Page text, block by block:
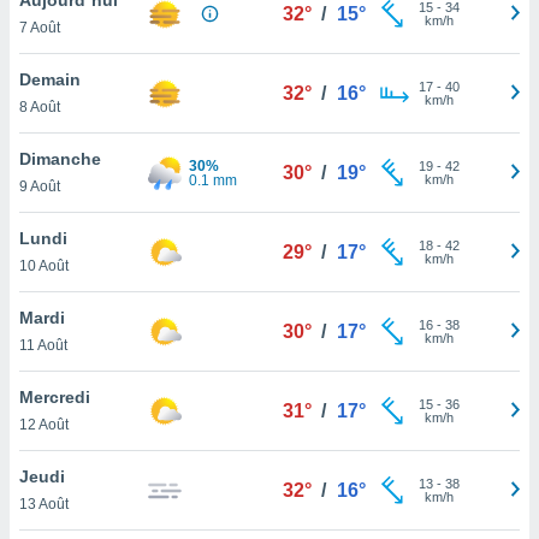
et
»,
au
vous
qu'ils
ou
le
ainsi
un
la
du
7 Août
32° / 15° 15- 34
km/h
Demain
8 Août
32° / 16° 17- 40
km/h
Dimanche
9 Août
30%
0.1 mm
30° / 19° 19- 42
km/h
Lundi
10 Août
29° / 17° 18- 42
km/h
Mardi
11 Août
30° / 17° 16- 38
km/h
Mercredi
12 Août
31° / 17° 15- 36
km/h
Jeudi
13 Août
32° / 16° 13- 38
km/h